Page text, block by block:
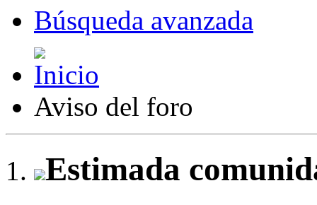
Búsqueda avanzada
Aviso del foro
Estimada